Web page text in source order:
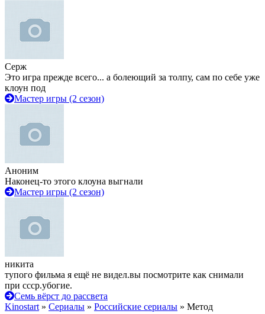
Серж
Это игра прежде всего... а болеющий за толпу, сам по себе уже
клоун под
Мастер игры (2 сезон)
Аноним
Наконец-то этого клоуна выгнали
Мастер игры (2 сезон)
никита
тупого фильма я ещё не видел.вы посмотрите как снимали
при ссср.убогие.
Семь вёрст до рассвета
Kinostart » Сериалы » Российские сериалы » Метод